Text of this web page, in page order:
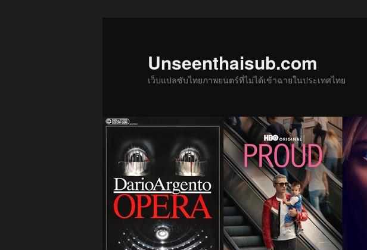
Unseenthaisub.com
เว็บแปลซับไทยภาพยนตร์ที่ไม่ได้เข้าฉายในประเทศไทย